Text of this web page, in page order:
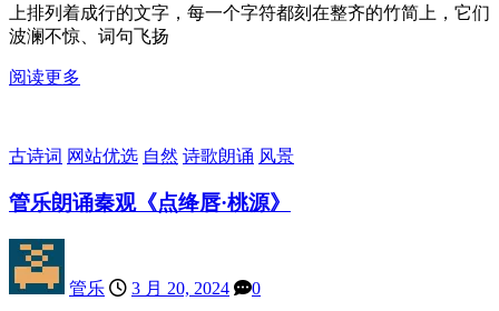
上排列着成行的文字，每一个字符都刻在整齐的竹简上，它们
波澜不惊、词句飞扬
阅读更多
古诗词 网站优选 自然 诗歌朗诵 风景
管乐朗诵秦观《点绛唇·桃源》
管乐 3 月 20, 2024 0